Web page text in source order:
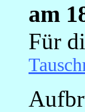
am
Für